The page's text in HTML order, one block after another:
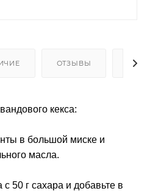
ОТЗЫВЫ
кекса:
в большой миске и
масла.
с 50 г сахара и добавьте в